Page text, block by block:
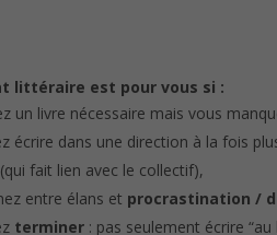
littéraire est pour vous si :
un livre nécessaire mais vous
écrire dans une direction à la fois
(qui fait lien avec le collectif),
entre élans et procrastination /
terminer : pas seulement écrire “au